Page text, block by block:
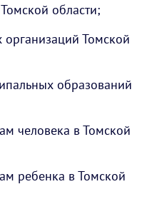
области;
Томской
образований
человека в Томской
ребенка в Томской